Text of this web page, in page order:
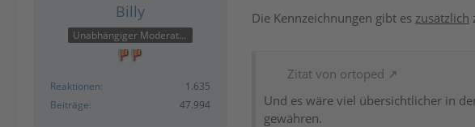
Billy
Unabhängiger Moderator
Reaktionen
1.635
Beiträge
47.994
Die Kennzeichnungen gibt es zusätzlich
Zitat von ortoped
Und es wäre viel übersichtlicher in
gewähren.